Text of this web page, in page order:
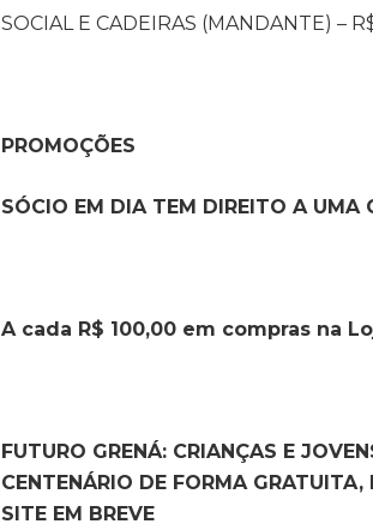
SOCIAL E CADEIRAS (MANDANTE) –
PROMOÇÕES
SÓCIO EM DIA TEM DIREITO A UMA
A cada R$ 100,00 em compras na
FUTURO GRENÁ: CRIANÇAS E
CENTENÁRIO DE FORMA
SITE EM BREVE